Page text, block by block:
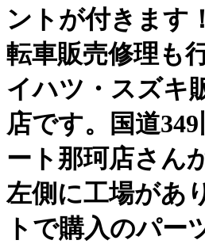
ントが付きます
転車販売修理も
イハツ・スズキ
店です。国道
ート那珂店さん
左側に工場があ
トで購入のパー